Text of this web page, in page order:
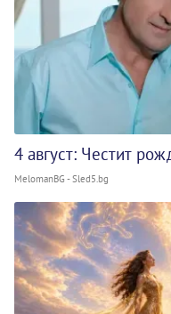
4 август: Честит
MelomanBG - Sled5.bg